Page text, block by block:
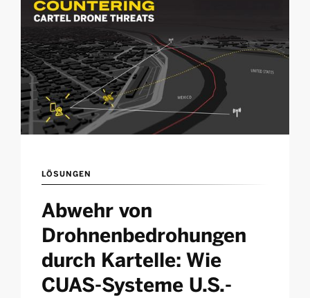
LÖSUNGEN
Abwehr von
Drohnenbedrohungen
durch Kartelle: Wie
CUAS-Systeme U.S.-